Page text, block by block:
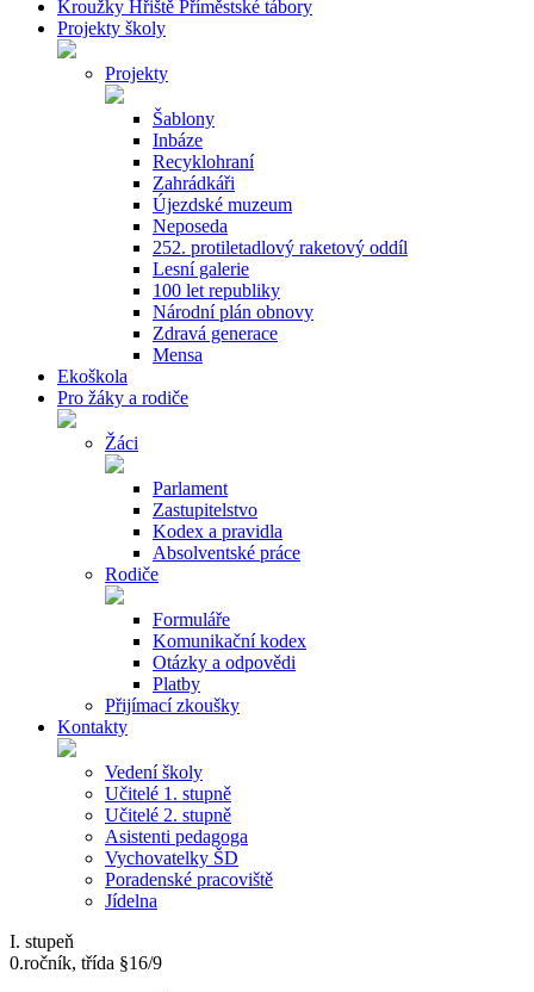
Kroužky Hřiště Příměstské tábory
Projekty školy
Projekty
Šablony
Inbáze
Recyklohraní
Zahrádkáři
Újezdské muzeum
Neposeda
252. protiletadlový raketový oddíl
Lesní galerie
100 let republiky
Národní plán obnovy
Zdravá generace
Mensa
Ekoškola
Pro žáky a rodiče
Žáci
Parlament
Zastupitelstvo
Kodex a pravidla
Absolventské práce
Rodiče
Formuláře
Komunikační kodex
Otázky a odpovědi
Platby
Přijímací zkoušky
Kontakty
Vedení školy
Učitelé 1. stupně
Učitelé 2. stupně
Asistenti pedagoga
Vychovatelky ŠD
Poradenské pracoviště
Jídelna
I. stupeň
0.ročník, třída §16/9